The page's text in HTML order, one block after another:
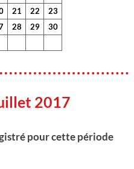
21 22
23
28 29
30
2017
pour cette période